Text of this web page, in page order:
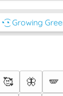
◔͜͡◔ Growing
🥰 🦋 🪽